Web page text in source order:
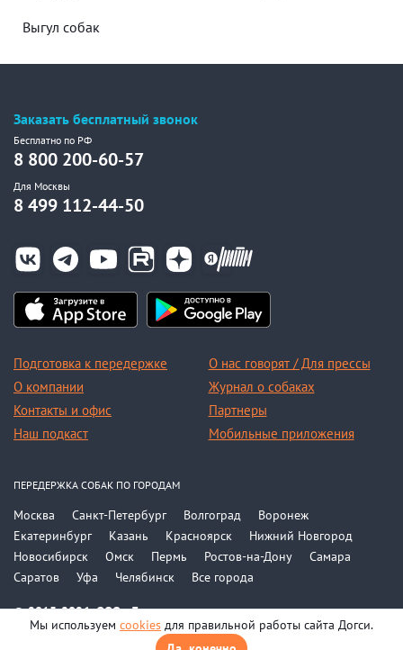
Выгул собак
Заказать бесплатный звонок
Бесплатно по РФ
8 800 200-60-57
Для Москвы
8 499 112-44-50
Подготовка к передержке
О компании
Контакты и офис
Наш подкаст
О нас говорят / Для прессы
Журнал о собаках
Партнеры
Мобильные приложения
© 2015-2026, ООО «Догси»
Политика конфиденциальности
ПЕРЕДЕРЖКА СОБАК ПО ГОРОДАМ
Москва Санкт-Петербург Волгоград
Воронеж
Екатеринбург
Казань Красноярск
Нижний Новгород
Новосибирск
Омск Пермь Ростов-на-Дону
Самара
Саратов
Уфа Челябинск Все города
Мы используем cookies для правильной работы сайта Догси.